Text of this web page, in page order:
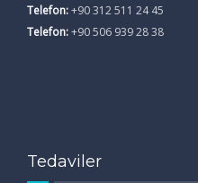
Telefon:+90 312 511 24 45
Telefon:+90 506 939 28 38
Tedaviler